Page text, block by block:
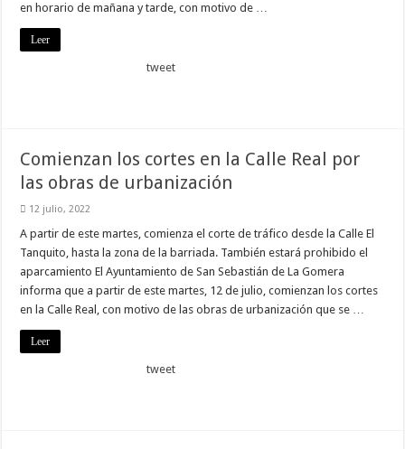
en horario de mañana y tarde, con motivo de …
Leer
tweet
Comienzan los cortes en la Calle Real por
las obras de urbanización
12 julio, 2022
A partir de este martes, comienza el corte de tráfico desde la Calle El
Tanquito, hasta la zona de la barriada. También estará prohibido el
aparcamiento El Ayuntamiento de San Sebastián de La Gomera
informa que a partir de este martes, 12 de julio, comienzan los cortes
en la Calle Real, con motivo de las obras de urbanización que se …
Leer
tweet
Para que
podamos
mejorar la
funcionalidad
Experiencia
Para que
nuestra web
mejor posible
durante tu
visita. Si
rechaza estas
cookies,
funcionalidades
desaparecerán
de la web.